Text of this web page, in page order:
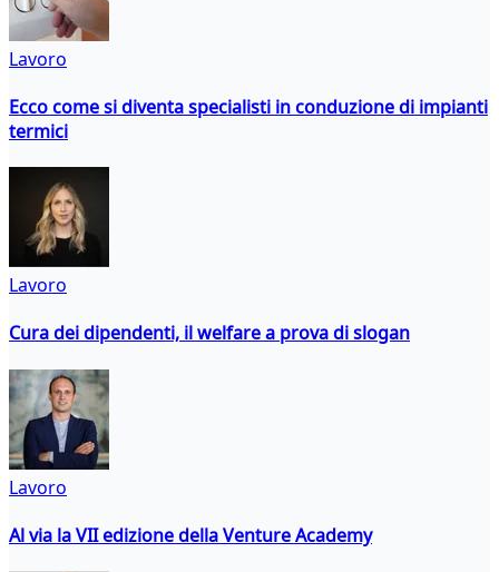
Lavoro
Ecco come si diventa specialisti in conduzione di impianti
termici
Lavoro
Cura dei dipendenti, il welfare a prova di slogan
Lavoro
Al via la VII edizione della Venture Academy